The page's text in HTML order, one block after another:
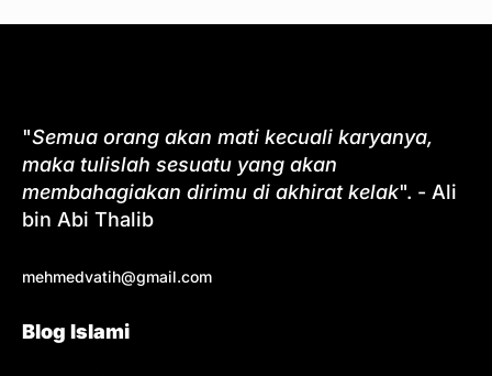
"Semua orang akan mati kecuali karyanya,
maka tulislah sesuatu yang akan
membahagiakan dirimu di akhirat kelak". - Ali
bin Abi Thalib
mehmedvatih@gmail.com
Blog Islami